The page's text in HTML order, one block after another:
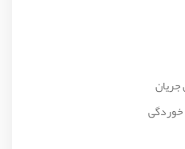
جریان
خوردگی